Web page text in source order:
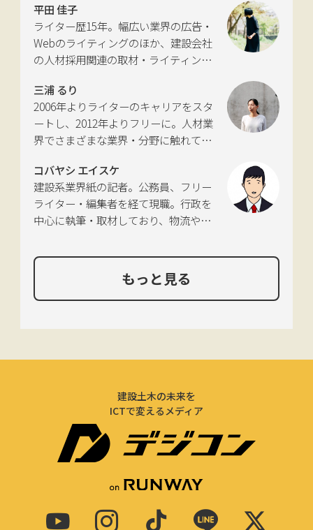
共交通部会」、「MaaS関連データ検
討会」、SIP第2期自動運転（システム
とサービスの拡張）ピアレビュー委員
会などの委員を歴任。
どの執筆を中心に、ジャンルを問わず
活動。四国にある築100年の実家をど
う生かすかが長年の悩み。
平田 佳子
ライター歴15年。幅広い業界の広告・
Webのライティングのほか、建設会社
の人材採用関連の取材・ライティング
仕事をしていたため、小さな頃から憧
れあり。
三浦 るり
2006年よりライターのキャリアをスタ
ートし、2012年よりフリーに。人材業
界でさまざまな業界・分野に触れてき
を手掛ける。現在は特に建築や不動
産、さらにはDX分野を探究中。
コバヤシ エイスケ
建設系業界紙の記者。公務員、フリー
ライター・編集者を経て現職。行政を
中心に執筆・取材しており、物流や環
もっと見る
建設土木の未来を
ICTで変えるメディア